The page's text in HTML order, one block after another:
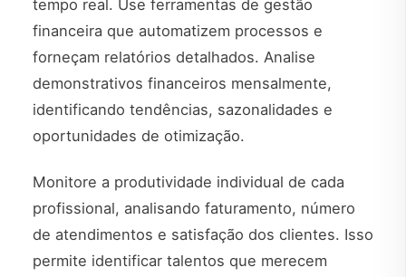
tempo real. Use ferramentas de gestão
financeira que automatizem processos e
forneçam relatórios detalhados. Analise
demonstrativos financeiros mensalmente,
identificando tendências, sazonalidades e
oportunidades de otimização.
Monitore a produtividade individual de cada
profissional, analisando faturamento, número
de atendimentos e satisfação dos clientes. Isso
permite identificar talentos que merecem